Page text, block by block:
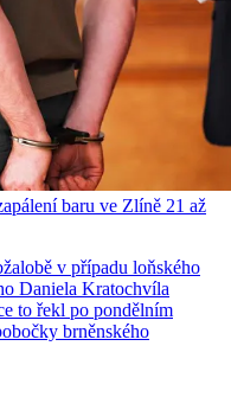
baru ve Zlíně 21 až
v případu loňského
Daniela Kratochvíla
to řekl po pondělním
brněnského